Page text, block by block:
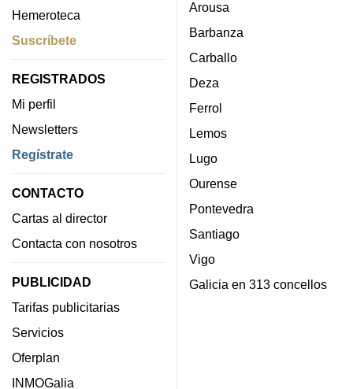
Hemeroteca
Suscríbete
REGISTRADOS
Mi perfil
Newsletters
Regístrate
CONTACTO
Cartas al director
Contacta con nosotros
PUBLICIDAD
Tarifas publicitarias
Servicios
Oferplan
INMOGalia
Arousa
Barbanza
Carballo
Deza
Ferrol
Lemos
Lugo
Ourense
Pontevedra
Santiago
Vigo
Galicia en 313 concellos